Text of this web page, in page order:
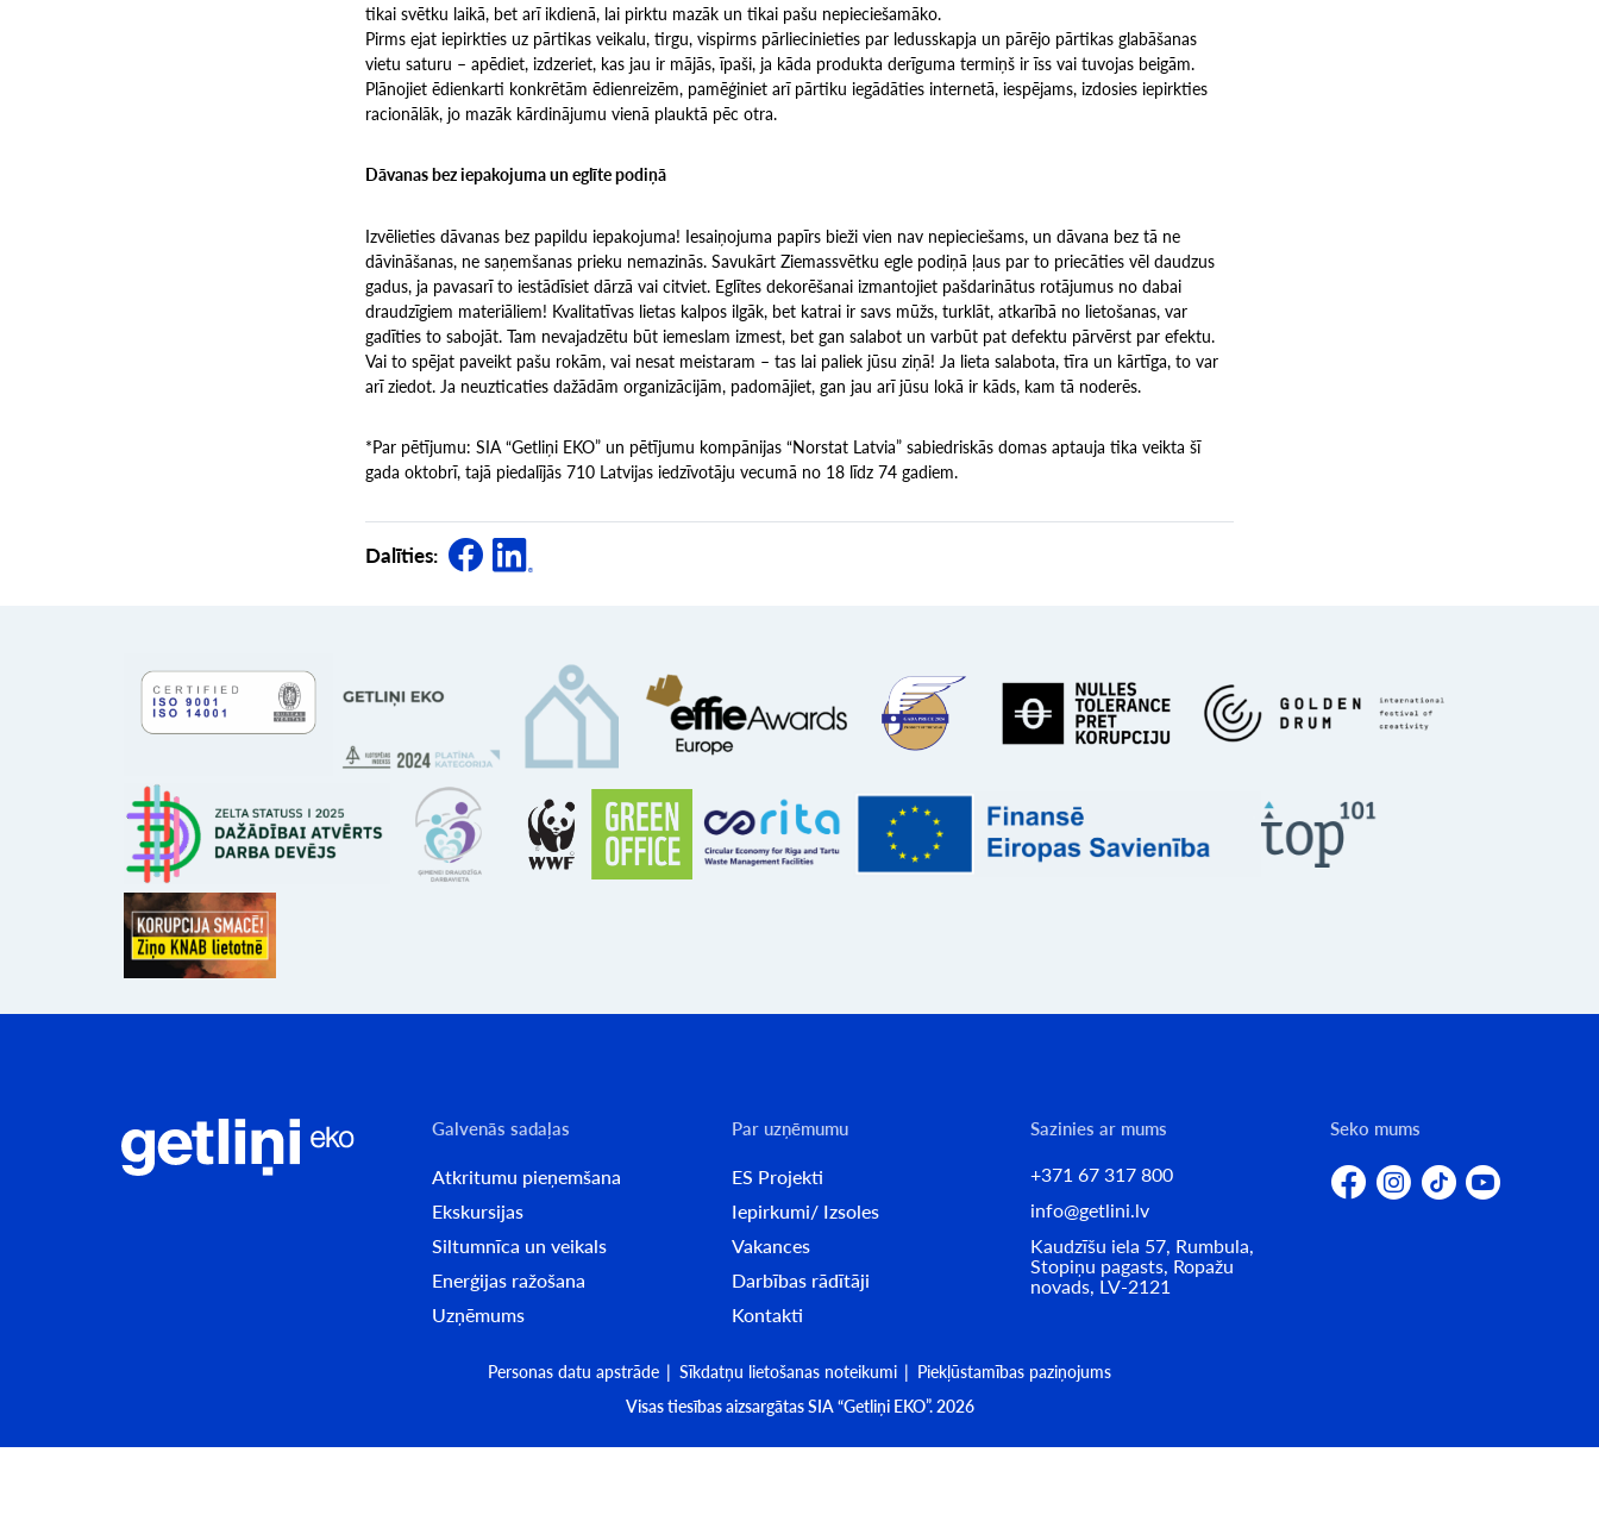
tikai svētku laikā, bet arī ikdienā, lai pirktu mazāk un tikai pašu nepieciešamāko.
Pirms ejat iepirkties uz pārtikas veikalu, tirgu, vispirms pārliecinieties par ledusskapja un pārējo pārtikas glabāšanas
vietu saturu – apēdiet, izdzeriet, kas jau ir mājās, īpaši, ja kāda produkta derīguma termiņš ir īss vai tuvojas beigām.
Plānojiet ēdienkarti konkrētām ēdienreizēm, pamēģiniet arī pārtiku iegādāties internetā, iespējams, izdosies iepirkties
racionālāk, jo mazāk kārdinājumu vienā plauktā pēc otra.
Dāvanas bez iepakojuma un eglīte podiņā
Izvēlieties dāvanas bez papildu iepakojuma! Iesaiņojuma papīrs bieži vien nav nepieciešams, un dāvana bez tā ne
dāvināšanas, ne saņemšanas prieku nemazinās. Savukārt Ziemassvētku egle podiņā ļaus par to priecāties vēl daudzus
gadus, ja pavasarī to iestādīsiet dārzā vai citviet. Eglītes dekorēšanai izmantojiet pašdarinātus rotājumus no dabai
draudzīgiem materiāliem! Kvalitatīvas lietas kalpos ilgāk, bet katrai ir savs mūžs, turklāt, atkarībā no lietošanas, var
gadīties to sabojāt. Tam nevajadzētu būt iemeslam izmest, bet gan salabot un varbūt pat defektu pārvērst par efektu.
Vai to spējat paveikt pašu rokām, vai nesat meistaram – tas lai paliek jūsu ziņā! Ja lieta salabota, tīra un kārtīga, to var
arī ziedot. Ja neuzticaties dažādām organizācijām, padomājiet, gan jau arī jūsu lokā ir kāds, kam tā noderēs.
*Par pētījumu: SIA “Getliņi EKO” un pētījumu kompānijas “Norstat Latvia” sabiedriskās domas aptauja tika veikta šī
gada oktobrī, tajā piedalījās 710 Latvijas iedzīvotāju vecumā no 18 līdz 74 gadiem.
Dalīties:
Galvenās sadaļas
Atkritumu pieņemšana
Ekskursijas
Siltumnīca un veikals
Enerģijas ražošana
Uzņēmums
Par uzņēmumu
ES Projekti
Iepirkumi/ Izsoles
Vakances
Darbības rādītāji
Kontakti
Sazinies ar mums
+371 67 317 800
info@getlini.lv
Kaudzīšu iela 57, Rumbula,
Stopiņu pagasts, Ropažu
novads, LV-2121
Seko mums
Personas datu apstrāde Sīkdatņu lietošanas noteikumi
Piekļūstamības paziņojums
Visas tiesības aizsargātas SIA “Getliņi EKO”. 2026